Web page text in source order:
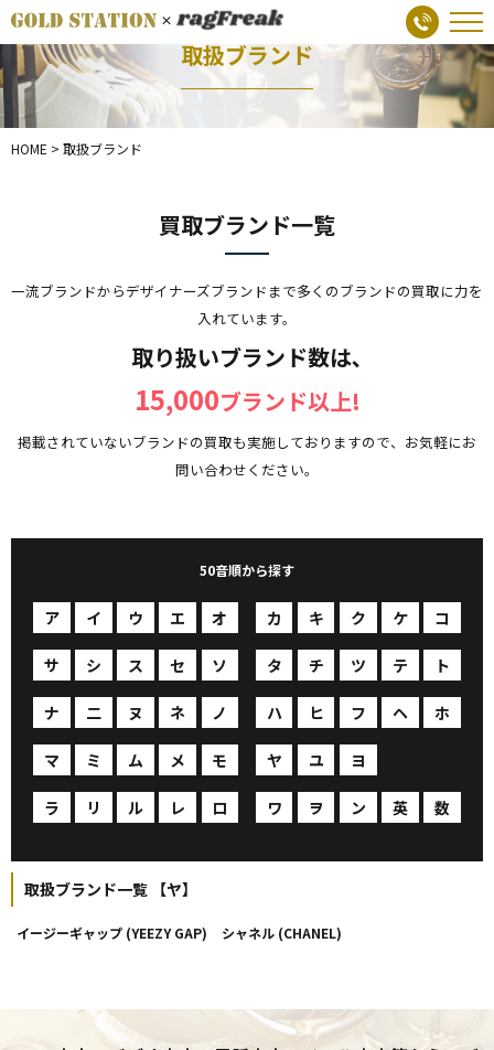
取扱ブランド
HOME > 取扱ブランド
買取ブランド一覧
一流ブランドからデザイナーズブランドまで多くのブランドの買取に力を
入れています。
取り扱いブランド数は､
15,000ブランド以上!
掲載されていないブランドの買取も実施しておりますので、お気軽にお
問い合わせください。
50音順から探す
ア イ ウ エ オ カ キ ク ケ コ
サ シ ス セ ソ タ チ ツ テ ト
ナ 二 ヌ ネ ノ ハ ヒ フ ヘ ホ
マ ミ ム メ モ ヤ ユ ヨ
ラ リ ル レ ロ ワ ヲ ン 英 数
取扱ブランド一覧 【ヤ】
イージーギャップ (YEEZY GAP) シャネル (CHANEL)